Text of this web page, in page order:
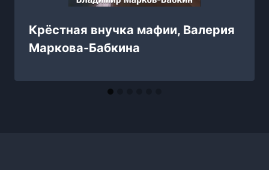
Крёстная внучка мафии, Валерия
Маркова-Бабкина